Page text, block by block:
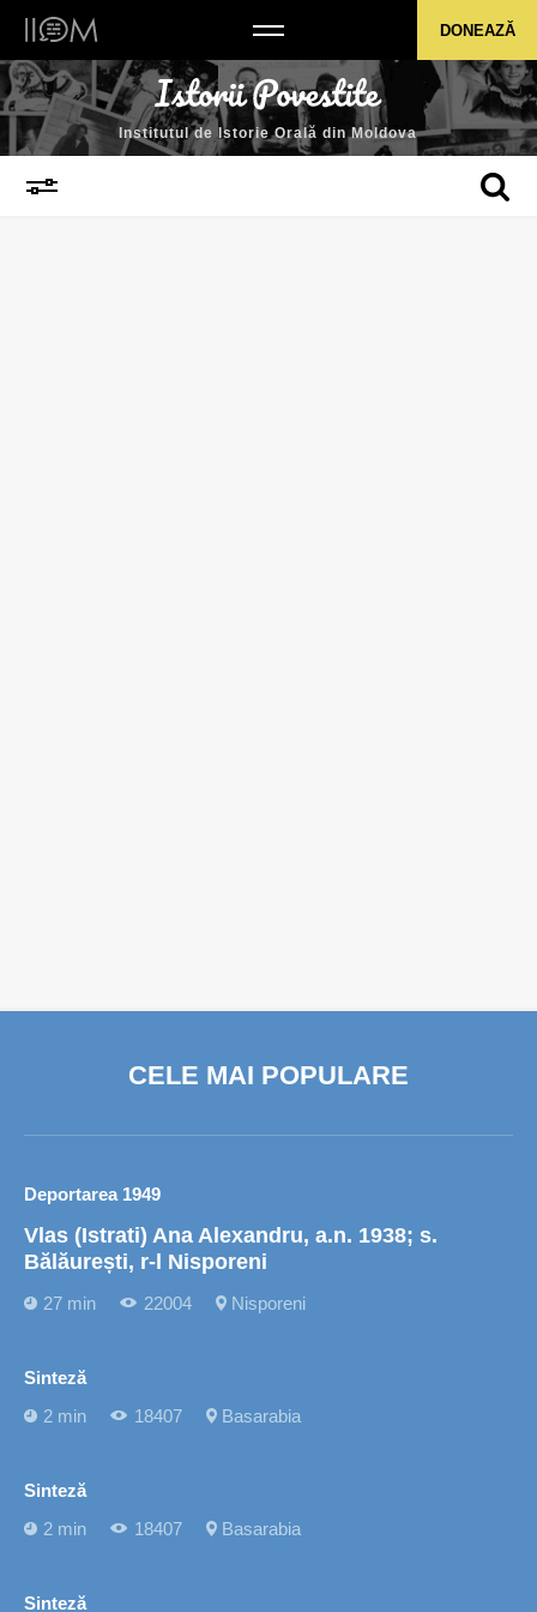
Institutul de Istorie Orală din MoldovaDONEAZĂ
Institutul de Istorie Orală din Moldova
CELE MAI POPULARE
Deportarea 1949
Vlas (Istrati) Ana Alexandru, a.n. 1938; s.
Bălăurești, r-l Nisporeni
27 min 22004 Nisporeni
Sinteză
2 min
18407 Basarabia
Sinteză
2 min
18407 Basarabia
Sinteză